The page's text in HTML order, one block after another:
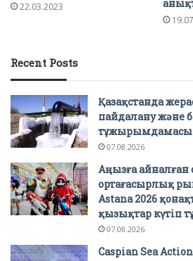
22.03.2023
Recent Posts
Қазақстанда
пайдалану және
тұжырымдамасы
07.08.2026
Аңызға
ортағасырлық
Astana 2026
қызықтар күтіп
07.08.2026
Caspian Sea